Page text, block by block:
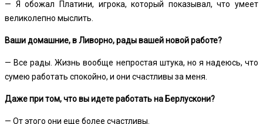
— Я обожал Платини, игрока, который показывал, что умеет
великолепно мыслить.
Ваши домашние, в Ливорно, рады вашей новой работе?
— Все рады. Жизнь вообще непростая штука, но я надеюсь, что
сумею работать спокойно, и они счастливы за меня.
Даже при том, что вы идете работать на Берлускони?
— От этого они еще более счастливы.